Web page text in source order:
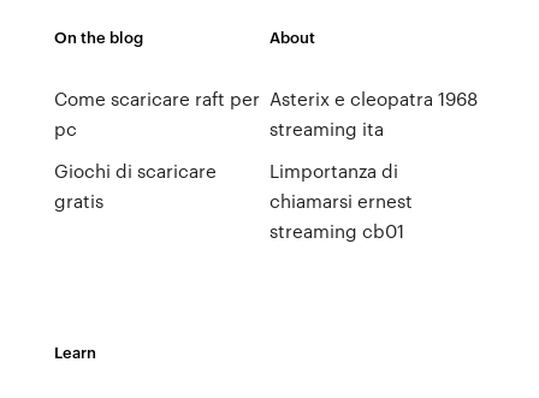
On the blog
Come scaricare raft per
pc
Giochi di scaricare
gratis
About
Asterix e cleopatra 1968
streaming ita
Limportanza di
chiamarsi ernest
streaming cb01
Learn